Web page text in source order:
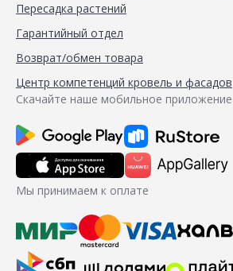
Пересадка растений
Гарантийный отдел
Возврат/обмен товара
Центр компетенций кровель и фасадов
Скачайте наше мобильное приложение
Мы принимаем к оплате